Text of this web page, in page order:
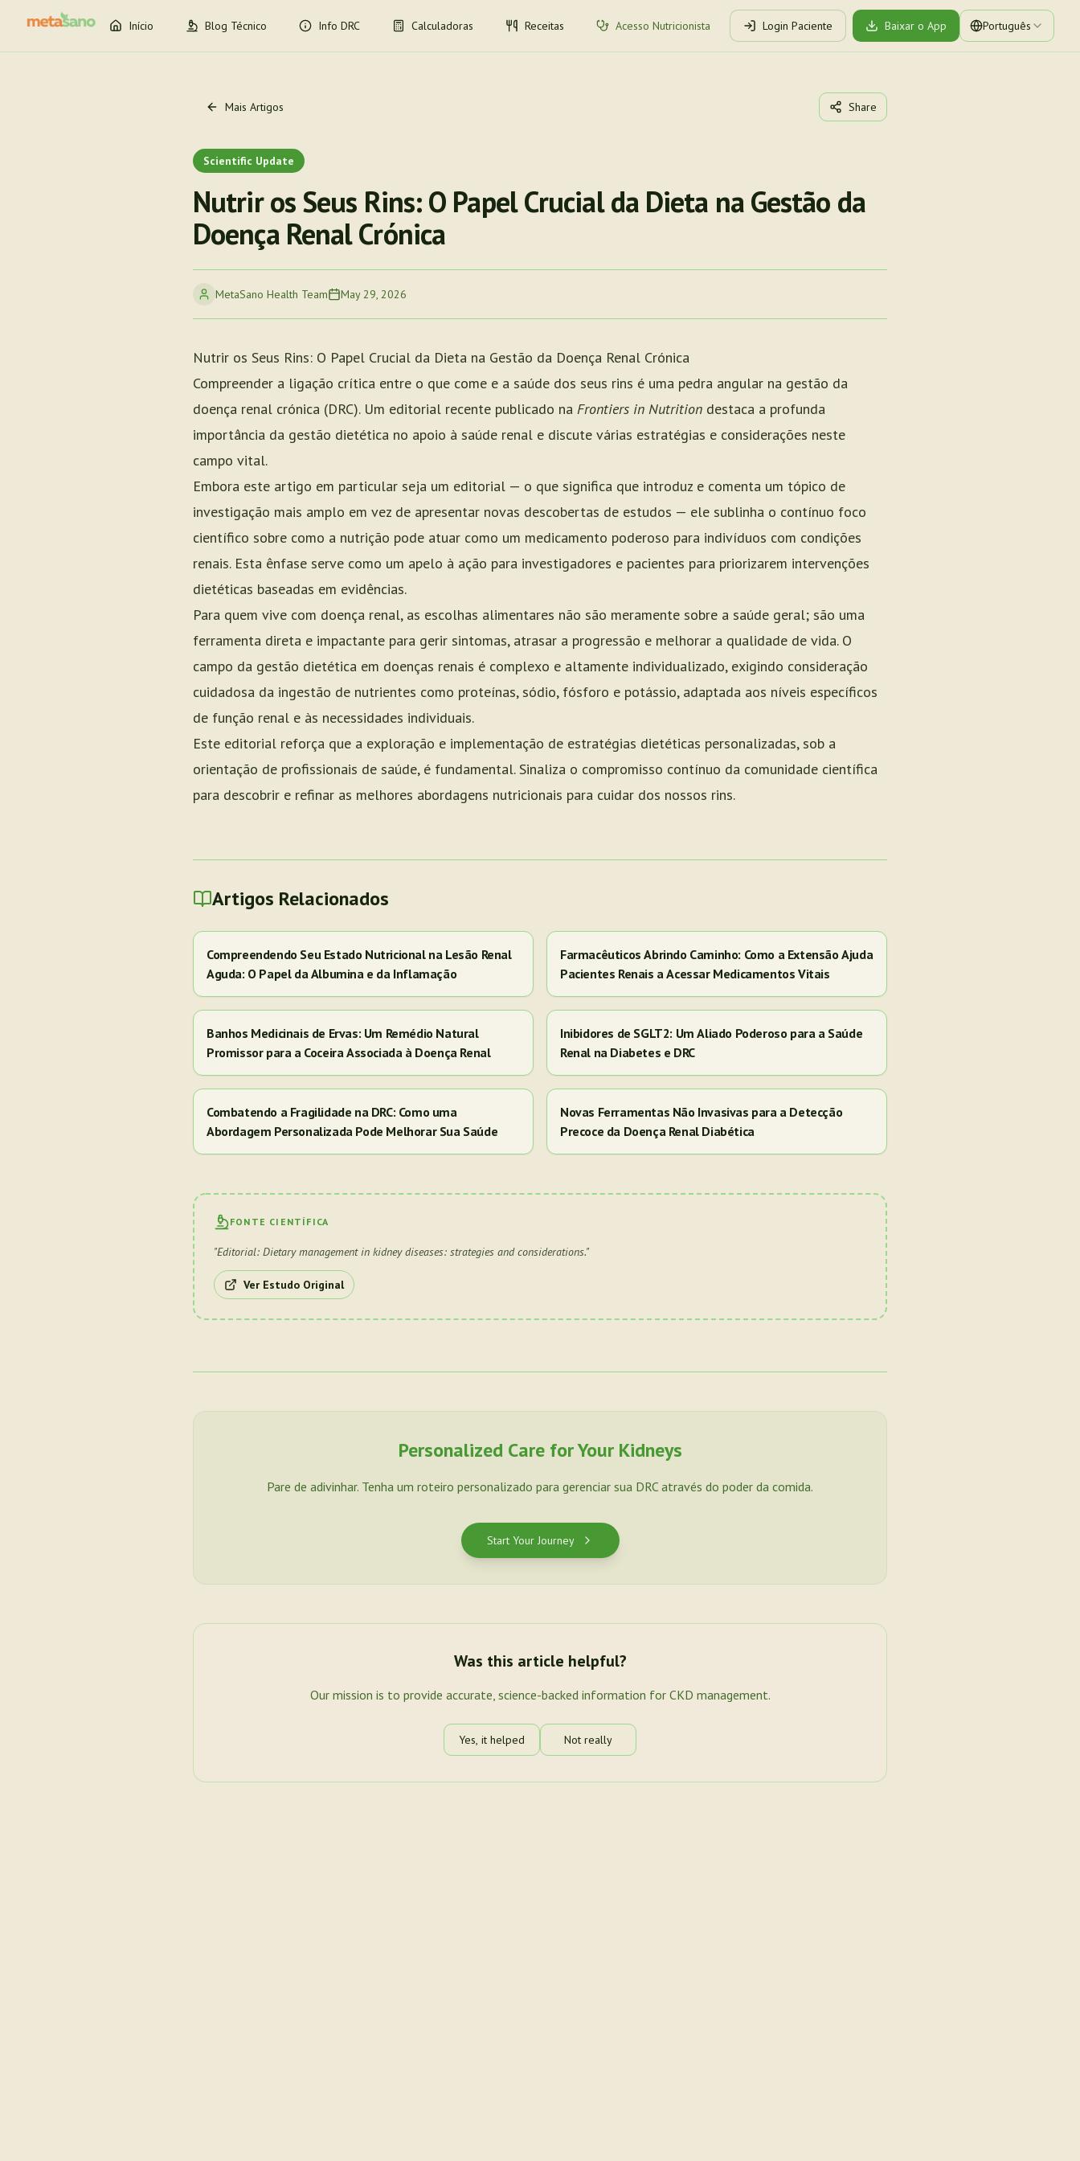
Início Blog Técnico Info DRC Calculadoras Receitas Acesso Nutricionista Login Paciente Baixar o App Português
Mais Artigos Share
Scientific Update
Nutrir os Seus Rins: O Papel Crucial da Dieta na Gestão da
Doença Renal Crónica
MetaSano Health Team May 29, 2026
Nutrir os Seus Rins: O Papel Crucial da Dieta na Gestão da Doença Renal Crónica
Compreender a ligação crítica entre o que come e a saúde dos seus rins é uma pedra angular na gestão da
doença renal crónica (DRC). Um editorial recente publicado na Frontiers in Nutrition destaca a profunda
importância da gestão dietética no apoio à saúde renal e discute várias estratégias e considerações neste
campo vital.
Embora este artigo em particular seja um editorial — o que significa que introduz e comenta um tópico de
investigação mais amplo em vez de apresentar novas descobertas de estudos — ele sublinha o contínuo foco
científico sobre como a nutrição pode atuar como um medicamento poderoso para indivíduos com condições
renais. Esta ênfase serve como um apelo à ação para investigadores e pacientes para priorizarem intervenções
dietéticas baseadas em evidências.
Para quem vive com doença renal, as escolhas alimentares não são meramente sobre a saúde geral; são uma
ferramenta direta e impactante para gerir sintomas, atrasar a progressão e melhorar a qualidade de vida. O
campo da gestão dietética em doenças renais é complexo e altamente individualizado, exigindo consideração
cuidadosa da ingestão de nutrientes como proteínas, sódio, fósforo e potássio, adaptada aos níveis específicos
de função renal e às necessidades individuais.
Este editorial reforça que a exploração e implementação de estratégias dietéticas personalizadas, sob a
orientação de profissionais de saúde, é fundamental. Sinaliza o compromisso contínuo da comunidade científica
para descobrir e refinar as melhores abordagens nutricionais para cuidar dos nossos rins.
Artigos Relacionados
Compreendendo Seu Estado Nutricional na Lesão Renal
Aguda: O Papel da Albumina e da Inflamação
Farmacêuticos Abrindo Caminho: Como a Extensão Ajuda
Pacientes Renais a Acessar Medicamentos Vitais
Banhos Medicinais de Ervas: Um Remédio Natural
Promissor para a Coceira Associada à Doença Renal
Inibidores de SGLT2: Um Aliado Poderoso para a Saúde
Renal na Diabetes e DRC
Combatendo a Fragilidade na DRC: Como uma
Abordagem Personalizada Pode Melhorar Sua Saúde
Novas Ferramentas Não Invasivas para a Detecção
Precoce da Doença Renal Diabética
FONTE CIENTÍFICA
"Editorial: Dietary management in kidney diseases: strategies and considerations."
Ver Estudo Original
Personalized Care for Your Kidneys
Pare de adivinhar. Tenha um roteiro personalizado para gerenciar sua DRC através do poder da comida.
Start Your Journey
Was this article helpful?
Our mission is to provide accurate, science-backed information for CKD management.
Yes, it helped Not really